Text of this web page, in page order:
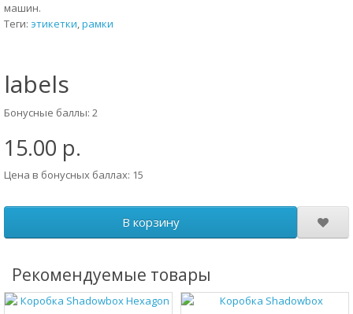
машин.
Теги: этикетки,рамки
labels
Бонусные баллы: 2
15.00 р.
Цена в бонусных баллах: 15
В корзину
Рекомендуемые товары